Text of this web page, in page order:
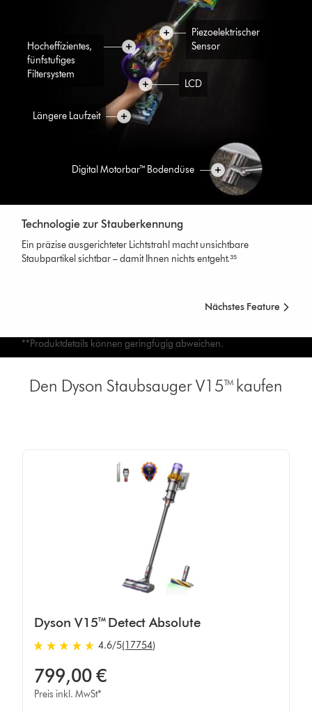
Technologie zur Stauberkennung
Ein präzise ausgerichteter Lichtstrahl macht unsichtbare
Staubpartikel sichtbar – damit Ihnen nichts entgeht.³⁵
Nächstes Feature
Piezoelektrischer
Sensor
Hocheffizientes,
fünfstufiges
Filtersystem
LCD
Längere Laufzeit
Digital Motorbar™ Bodendüse
**Produktdetails können geringfügig abweichen.
Den Dyson Staubsauger V15™ kaufen
Dyson V15™ Detect Absolute
4.6 von 5 Sternen in 17754 Bewertungen
4.6/5(17754)
799,00 €
Preis inkl. MwSt*